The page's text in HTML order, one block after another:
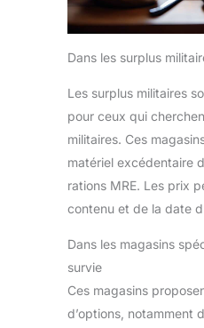
Dans les surplus
Les surplus militaires
pour ceux qui
militaires. Ces
matériel excédentaire
rations MRE. Les prix
contenu et de la date
Dans les magasins
survie
Ces magasins
d’options, notamment